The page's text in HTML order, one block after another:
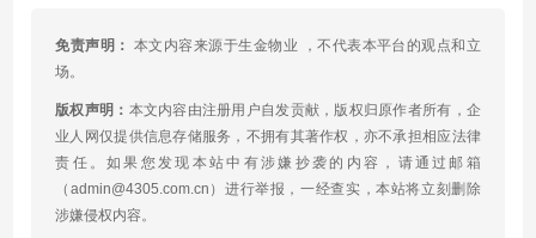
免责声明： 本文内容来源于生金物业 ，不代表本平台的观点和立
场。
版权声明： 本文内容由注册用户自发贡献，版权归原作者所有，企
业人网仅提供信息存储服务，不拥有其著作权，亦不承担相应法律
责任。如果您发现本站中有涉嫌抄袭的内容，请通过邮箱
（admin@4305.com.cn）进行举报，一经查实，本站将立刻删除
涉嫌侵权内容。